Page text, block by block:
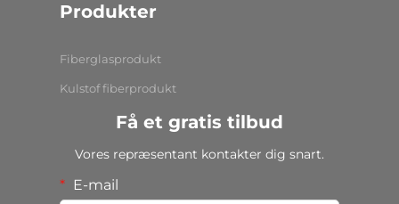
Produkter
Fiberglasprodukt
Kulstof fiberprodukt
Få et gratis tilbud
Vores repræsentant kontakter dig snart.
E-mail